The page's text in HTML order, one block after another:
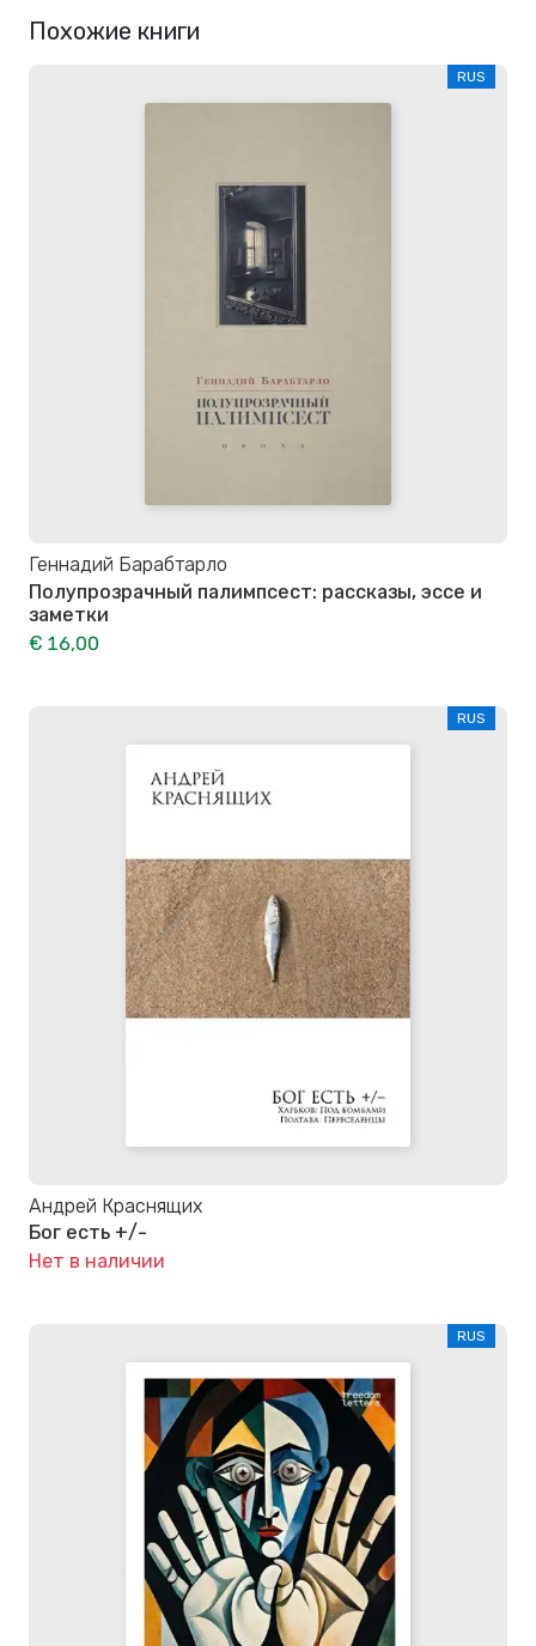
Похожие книги
RUS
Геннадий Барабтарло
Полупрозрачный палимпсест: рассказы, эссе и
заметки
€ 16,00
RUS
Андрей Краснящих
Бог есть +/-
Нет в наличии
RUS